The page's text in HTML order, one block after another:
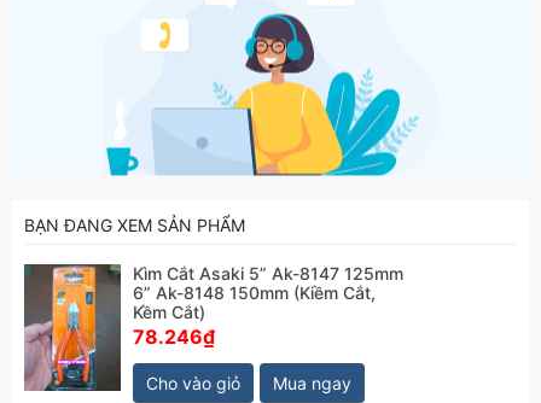
BẠN ĐANG XEM SẢN PHẨM
Kìm Cắt Asaki 5” Ak-8147 125mm
6” Ak-8148 150mm (Kiềm Cắt,
Kềm Cắt)
78.246₫
Cho vào giỏ Mua ngay